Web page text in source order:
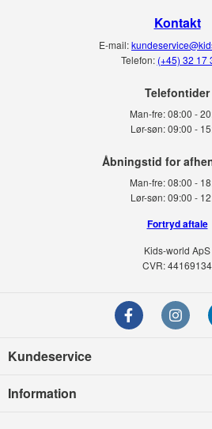
Kontakt
E-mail:
Telefon: (+45) 32 17
Telefontider
Man-fre:08:00 -
Lør-søn: 09:00 -
Man-fre:08:00 -
Lør-søn:09:00 -
Fortryd aftale
Kids-world ApS
CVR: 44169134
Kundeservice
Information